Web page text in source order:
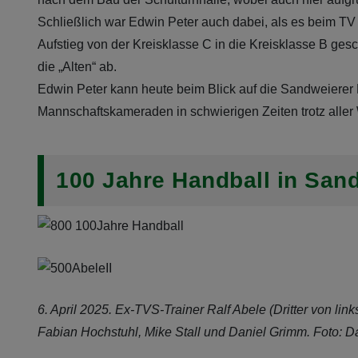
Schließlich war Edwin Peter auch dabei, als es beim
Aufstieg von der Kreisklasse C in die Kreisklasse B
die „Alten“ ab.
Edwin Peter kann heute beim Blick auf die
Mannschaftskameraden in schwierigen Zeiten trotz
100 Jahre Handball in
6. April 2025. Ex-TVS-Trainer Ralf Abele (Dritter von
Fabian Hochstuhl, Mike Stall und Daniel Grimm. Foto: